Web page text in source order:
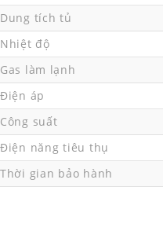
Dung tích tủ
Nhiệt độ
Gas làm lạnh
Điện áp
Công suất
Điện năng tiêu thụ
Thời gian bảo hành